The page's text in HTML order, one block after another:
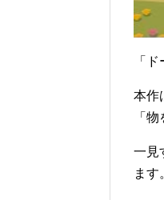
「
本作
「
一見
ます